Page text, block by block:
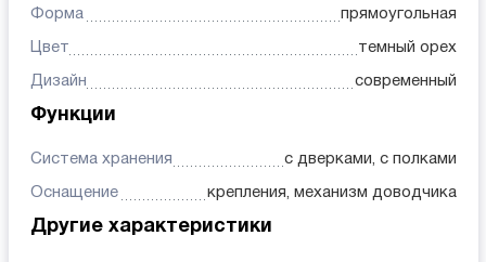
Форма прямоугольная
Цвет темный орех
Дизайн современный
Функции
Система хранения с дверками, с полками
Оснащение крепления, механизм доводчика
Другие характеристики